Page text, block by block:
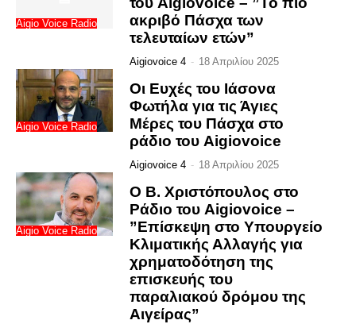
Aigio Voice Radio
ακριβό Πάσχα των
τελευταίων ετών”
Aigiovoice 4 - 18 Απριλίου 2025
Aigio Voice Radio
Οι Ευχές του Ιάσονα
Φωτήλα για τις Άγιες
Μέρες του Πάσχα στο
ράδιο του Aigiovoice
Aigiovoice 4 - 18 Απριλίου 2025
Aigio Voice Radio
Ο Β. Χριστόπουλος στο
Ράδιο του Aigiovoice –
”Επίσκεψη στο Υπουργείο
Κλιματικής Αλλαγής για
χρηματοδότηση της
επισκευής του
παραλιακού δρόμου της
Αιγείρας”